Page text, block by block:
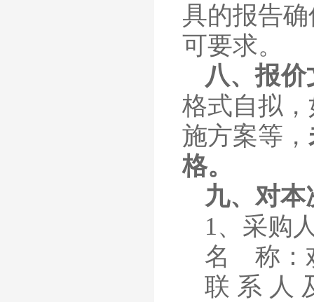
具的报告
可要求。
八、报
格式自拟，
施方案等，
格。
九、对本
1、 采购
名
称：
联系人